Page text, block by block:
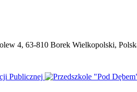
4, 63-810 Borek Wielkopolski,